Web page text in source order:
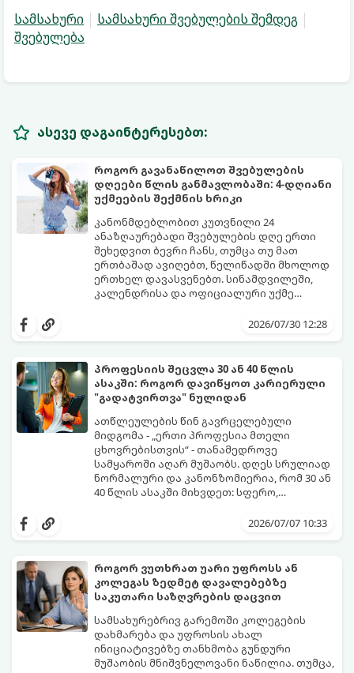
სამსახური
სამსახური შვებულების შემდეგ
შვებულება
ასევე დაგაინტერესებთ:
როგორ გავანაწილოთ შვებულების
დღეები წლის განმავლობაში: 4-დღიანი
უქმეების შექმნის ხრიკი
კანონმდებლობით კუთვნილი 24
ანაზღაურებადი შვებულების დღე ერთი
შეხედვით ბევრი ჩანს, თუმცა თუ მათ
ერთბაშად ავიღებთ, წელიწადში მხოლოდ
ერთხელ დავასვენებთ. სინამდვილეში,
კალენდრისა და ოფიციალური უქმე
შესაძლებელია შვებულების თითო-ოროლა
დღიანი უქმეები (Mini-Vacations).
ხრიკებს, თუ როგორ „გავწელოთ“
2026/07/30 12:28
პროფესიის შეცვლა 30 ან 40 წლის
ასაკში: როგორ დავიწყოთ კარიერული
"გადატვირთვა" ნულიდან
ათწლეულების წინ გავრცელებული
მიდგომა - „ერთი პროფესია მთელი
ცხოვრებისთვის“ - თანამედროვე
სამყაროში აღარ მუშაობს. დღეს სრულიად
ნორმალური და კანონზომიერია, რომ 30 ან
40 წლის ასაკში მიხვდეთ: სფერო,
გაბედნიერებთ, აღარ არის შემოსავლიანი
იდეა ხშირად დიდ შიშებთანაა
კონკურენციას“, „სტაბილურობას ვკარგავ“.
თუმცა, რეალობა საპირისპიროა: თქვენ
იწყებთ არა ნულიდან, არამედ უზარმაზარი
ცხოვრებისეული და პროფესიული
გამოცდილებით (Soft Skills), რაც 20 წლის
დამწყებებს ფიზიკურად არ გააჩნიათ.
გთავაზობთ ნაბიჯ-ნაბიჯ გზამკვლევს, თუ
როგორ მართოთ კარიერული
"რესტარტი" სწორად და
უმტკივნეულოდ:
2026/07/07 10:33
როგორ ვუთხრათ უარი უფროსს ან
კოლეგას ზედმეტ დავალებებზე
საკუთარი საზღვრების დაცვით
სამსახურებრივ გარემოში კოლეგების
დახმარება და უფროსის ახალ
ინიციატივებზე თანხმობა გუნდური
მუშაობის მნიშვნელოვანი ნაწილია. თუმცა,